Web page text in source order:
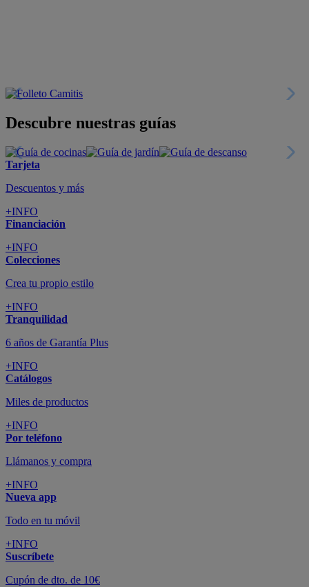
Descubre nuestras guías
Tarjeta
Descuentos y más
+INFO
Financiación
+INFO
Colecciones
Crea tu propio estilo
+INFO
Tranquilidad
6 años de Garantía Plus
+INFO
Catálogos
Miles de productos
+INFO
Por teléfono
Llámanos y compra
+INFO
Nueva app
Todo en tu móvil
+INFO
Suscríbete
Cupón de dto. de 10€